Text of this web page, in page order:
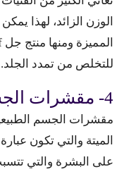
الوزن الزائد، لهذا
للتخلص من تمدد الجلد.
4- مقشرات الجسم
مقشرات الجسم
الميتة والتي تكون
على البشرة والتي